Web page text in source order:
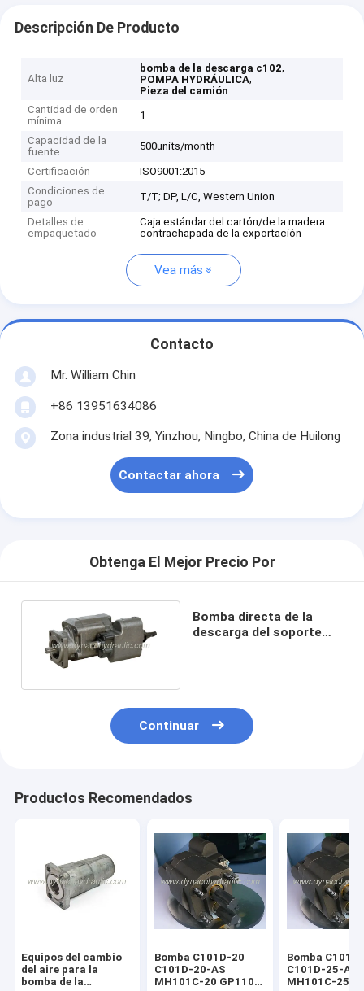
Descripción De Producto
Alta luz
bomba de la descarga c102,
POMPA HYDRÁULICA,
Pieza del camión
Cantidad de orden
mínima
1
Capacidad de la
fuente
500units/month
Certificación
ISO9001:2015
Condiciones de
pago
T/T; DP, L/C, Western Union
Detalles de
empaquetado
Caja estándar del cartón/de la madera
contrachapada de la exportación
Vea más
Contacto
Mr. William Chin
+86 13951634086
Zona industrial 39, Yinzhou, Ningbo, China de Huilong
Contactar ahora
Obtenga El Mejor Precio Por
Bomba directa de la
descarga del soporte
Continuar
Productos Recomendados
Equipos del cambio
del aire para la
bomba de la
Bomba C101D-20
C101D-20-AS
MH101C-20 GP110-
Bomba
C101D-25-AS
MH101C-25